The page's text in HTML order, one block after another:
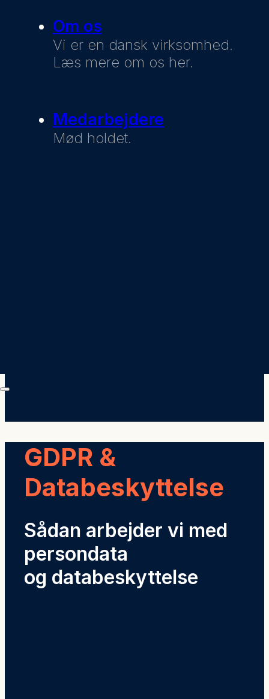
Om os
Vi er en dansk virksomhed.
Læs mere om os her.
Medarbejdere
Mød holdet.
GDPR &
Databeskyttelse
Sådan arbejder vi med
persondata
og databeskyttelse